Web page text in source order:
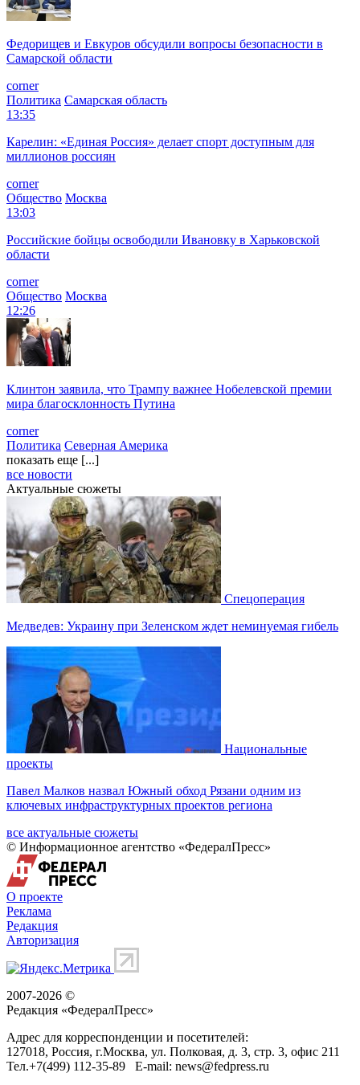
Федорищев и Евкуров обсудили вопросы безопасности в
Самарской области
corner
Политика Самарская область
13:35
Карелин: «Единая Россия» делает спорт доступным для
миллионов россиян
corner
Общество Москва
13:03
Российские бойцы освободили Ивановку в Харьковской
области
corner
Общество Москва
12:26
Клинтон заявила, что Трампу важнее Нобелевской премии
мира благосклонность Путина
corner
Политика Северная Америка
показать еще [...]
все новости
Актуальные сюжеты
Спецоперация
Медведев: Украину при Зеленском ждет неминуемая гибель
Национальные
проекты
Павел Малков назвал Южный обход Рязани одним из
ключевых инфраструктурных проектов региона
все актуальные сюжеты
© Информационное агентство «ФедералПресс»
О проекте
Реклама
Редакция
Авторизация
2007-2026 ©
Редакция «ФедералПресс»
Адрес для корреспонденции и посетителей:
127018, Россия, г.Москва, ул. Полковая, д. 3, стр. 3, офис 211
Тел.+7(499) 112-35-89 E-mail: news@fedpress.ru